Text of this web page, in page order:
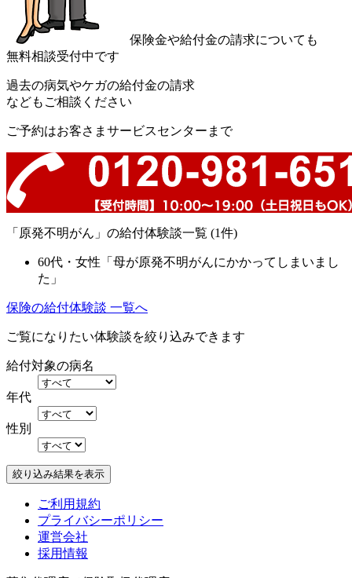
保険金や給付金の請求についても
無料相談受付中です
過去の病気やケガの給付金の請求
などもご相談ください
ご予約はお客さまサービスセンターまで
「原発不明がん」の給付体験談一覧 (1件)
60代・女性「母が原発不明がんにかかってしまいまし
た」
保険の給付体験談 一覧へ
ご覧になりたい体験談を絞り込みできます
給付対象の病名
年代
性別
ご利用規約
プライバシーポリシー
運営会社
採用情報